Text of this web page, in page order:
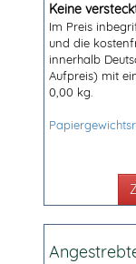
Keine
Im Preis
und die
innerhalb
Aufpreis) mit
0,00 kg.